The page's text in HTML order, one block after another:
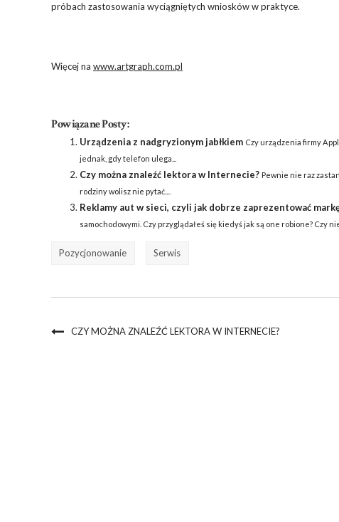
próbach zastosowania wyciągniętych wniosków w praktyce.
Więcej na www.artgraph.com.pl
Powiązane Posty:
Urządzenia z nadgryzionym jabłkiem Czy urządzenia firmy
jednak, gdy telefon ulega...
Czy można znaleźć lektora w Internecie? Pewnie nie raz
rodziny wolisz nie pytać....
Reklamy aut w sieci, czyli jak dobrze zaprezentować
samochodowymi. Czy przyglądałeś się kiedyś jak są one robione? Czy nie
Pozycjonowanie Serwis
CZY MOŻNA ZNALEŹĆ LEKTORA W INTERNECIE?